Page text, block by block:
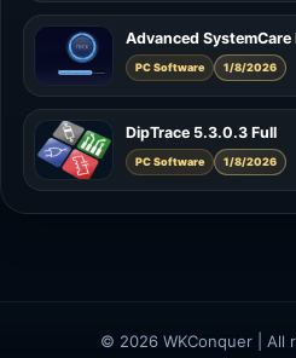
Advanced
PC Software 1/8/2026
DipTrace 5.3.0.3 Full
PC Software 1/8/2026
© 2026 WKConquer | All